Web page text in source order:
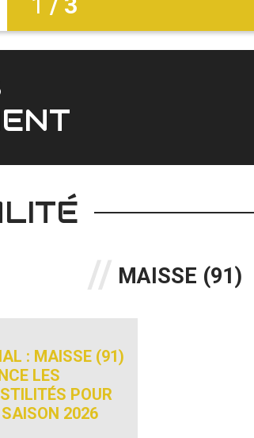
MAISSE (91)
: MAISSE (91)
LES
POUR
2026